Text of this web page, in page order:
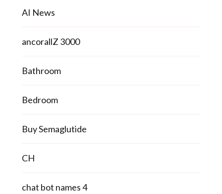
AI News
ancorallZ 3000
Bathroom
Bedroom
Buy Semaglutide
CH
chat bot names 4